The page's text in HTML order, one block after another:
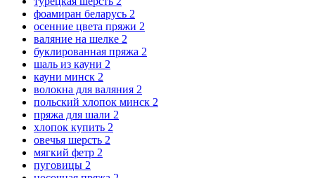
фоамиран беларусь 2
осенние цвета пряжи 2
валяние на шелке 2
буклированная пряжа 2
шаль из кауни 2
кауни минск 2
волокна для валяния 2
польский хлопок минск 2
пряжа для шали 2
хлопок купить 2
овечья шерсть 2
мягкий фетр 2
пуговицы 2